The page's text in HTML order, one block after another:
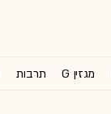
מגזין G תרבות